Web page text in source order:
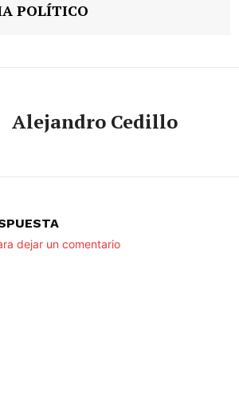
POLÍTICO
Alejandro Cedillo
dejar un comentario